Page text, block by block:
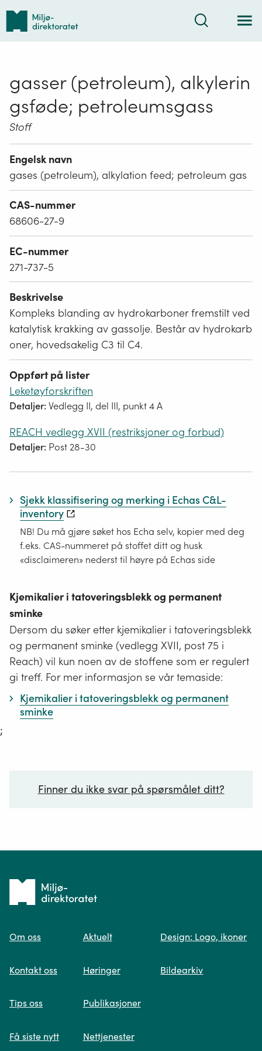
Tilbake
forsiden
Søk
gasser (petroleum), alkylerin
gsføde; petroleumsgass
Stoff
Engelsk navn
gases (petroleum), alkylation feed; petroleum gas
CAS-nummer
68606-27-9
EC-nummer
271-737-5
Beskrivelse
Kompleks blanding av hydrokarboner fremstilt ved
katalytisk krakking av gassolje. Består av hydrokarb
oner, hovedsakelig C3 til C4.
Oppført på lister
Leketøyforskriften
Detaljer:Vedlegg II, del III, punkt 4 A
REACH vedlegg XVII (restriksjoner og forbud)
Detaljer: Post 28-30
Sjekk klassifisering og merking i Echas C&L-
inventory
NB! Du må gjøre søket hos Echa selv, kopier med deg
f.eks. CAS-nummeret på stoffet ditt og husk
«disclaimeren» nederst til høyre på Echas side
Kjemikalier i tatoveringsblekk og permanent
sminke
Dersom du søker etter kjemikalier i tatoveringsblekk
og permanent sminke (vedlegg XVII, post 75 i
Reach) vil kun noen av de stoffene som er regulert
gi treff. For mer informasjon se vår temaside:
Kjemikalier i tatoveringsblekk og permanent
sminke
;
Finner du ikke svar på spørsmålet ditt?
Spør oss
søk og viser deg vår mest relevante
Tilbake
forsiden
Om oss
Kontakt oss
Tips oss
Få siste nytt
Aktuelt
Høringer
Publikasjoner
Nettjenester
Design: Logo, ikoner
Bildearkiv